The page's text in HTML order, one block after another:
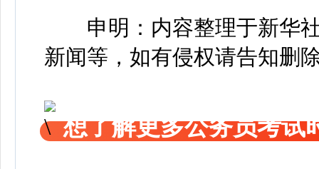
申明：内容整理于新华社
新闻等，如有侵权请告知删
想了解更多公务员考试